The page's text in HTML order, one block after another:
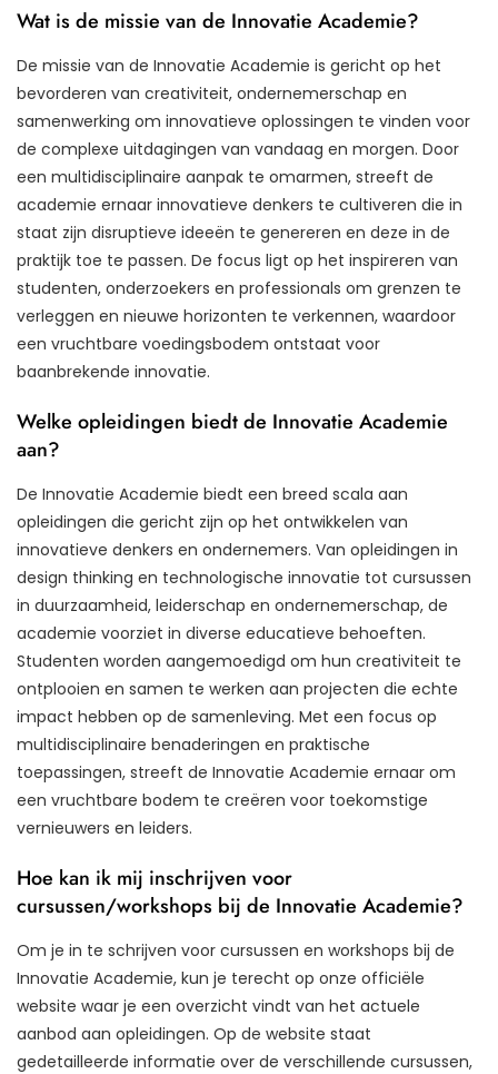
Wat is de missie van de Innovatie Academie?
De missie van de Innovatie Academie is gericht op het
bevorderen van creativiteit, ondernemerschap en
samenwerking om innovatieve oplossingen te vinden voor
de complexe uitdagingen van vandaag en morgen. Door
een multidisciplinaire aanpak te omarmen, streeft de
academie ernaar innovatieve denkers te cultiveren die in
staat zijn disruptieve ideeën te genereren en deze in de
praktijk toe te passen. De focus ligt op het inspireren van
studenten, onderzoekers en professionals om grenzen te
verleggen en nieuwe horizonten te verkennen, waardoor
een vruchtbare voedingsbodem ontstaat voor
baanbrekende innovatie.
Welke opleidingen biedt de Innovatie Academie
aan?
De Innovatie Academie biedt een breed scala aan
opleidingen die gericht zijn op het ontwikkelen van
innovatieve denkers en ondernemers. Van opleidingen in
design thinking en technologische innovatie tot cursussen
in duurzaamheid, leiderschap en ondernemerschap, de
academie voorziet in diverse educatieve behoeften.
Studenten worden aangemoedigd om hun creativiteit te
ontplooien en samen te werken aan projecten die echte
impact hebben op de samenleving. Met een focus op
multidisciplinaire benaderingen en praktische
toepassingen, streeft de Innovatie Academie ernaar om
een vruchtbare bodem te creëren voor toekomstige
vernieuwers en leiders.
Hoe kan ik mij inschrijven voor
cursussen/workshops bij de Innovatie Academie?
Om je in te schrijven voor cursussen en workshops bij de
Innovatie Academie, kun je terecht op onze officiële
website waar je een overzicht vindt van het actuele
aanbod aan opleidingen. Op de website staat
gedetailleerde informatie over de verschillende cursussen,